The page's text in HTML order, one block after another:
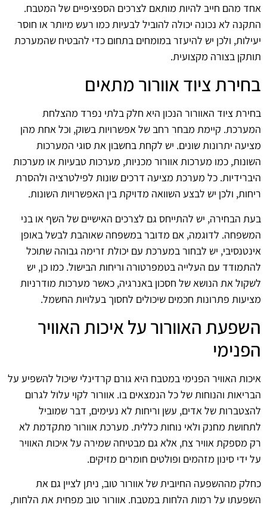
אחד מהם חייב להיות מותאם לצרכים הספציפיים של המטבח.
התקנה לא נכונה יכולה להוביל לבעיות כמו רעש מיותר או חוסר
יעילות, ולכן יש להיעזר במומחים בתחום כדי להבטיח שהמערכת
תותקן בצורה מקצועית.
בחירת ציוד אוורור מתאים
בחירת ציוד האוורור הנכון היא חלק בלתי נפרד מהצלחת
המערכת. קיימת מבחר רחב של אפשרויות בשוק, וכל אחת מהן
מציעה יתרונות שונים. יש לקחת בחשבון את סוגי המערכות
השונות, כמו מערכות אוורור מכניות, מערכות טבעיות או מערכות
היברידיות. כל מערכת מציעה דרכים שונות לפילטרציה ולהסרת
ריחות, ולכן יש לבצע השוואה מדויקת בין האפשרויות השונות.
בעת הבחירה, יש להתייחס גם לצרכים האישיים של השף או בני
המשפחה. לדוגמה, אם מדובר במשפחה שאוהבת לבשל באופן
אינטנסיבי, יש לבחור במערכת עם יכולת זרימה גבוהה שתוכל
להתמודד עם העלייה בטמפרטורה וריחות הבישול. כמו כן, יש
לשקול את הנושא של חסכון באנרגיה, כאשר מערכות מודרניות
מציעות פתרונות חכמים שיכולים לחסוך בעלויות החשמל.
השפעת האוורור על איכות האוויר
הפנימי
איכות האוויר הפנימי במטבח היא גורם קרדינלי שיכול להשפיע על
הבריאות והנוחות של כל הנמצאים בו. אוורור לקוי עלול לגרום
להצטברות של אדים, עשן וריחות לא נעימים, דבר שמוביל
לתחושת מחנק ולאי נוחות כללית. מערכת אוורור מתקדמת לא
רק מספקת אוויר צח, אלא גם מבטיחה שמירה על איכות האוויר
על ידי סינון מזהמים ופולטים חומרים מזיקים.
כחלק מההשפעה החיובית של אוורור טוב, ניתן לציין גם את
השפעתו על רמות הלחות במטבח. אוורור טוב מפחית את הלחות,